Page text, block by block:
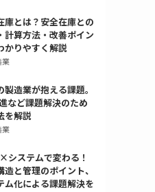
庫とは？安全在庫との
計算方法・改善ポイン
かりやすく解説
業
製造業が抱える課題。
など課題解決のため
を解説
業
システムで変わる！
造と管理のポイント、
ム化による課題解決を